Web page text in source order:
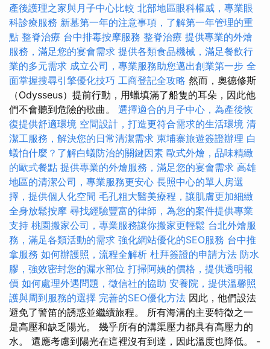
產後護理之家與月子中心比較 北部地區眼科權威，專業眼
科診療服務 新墓第一年的注意事項，了解第一年管理的重
點 整脊治療 台中排毒按摩服務 整脊治療 提供專業的外燴
服務，滿足您的宴會需求 提供各類食品機械，滿足餐飲行
業的多元需求 成立公司，專業服務助您邁出創業第一步 全
面掌握搜尋引擎優化技巧 工商登記全攻略 然而，奧德修斯
（Odysseus）提前行動，用蠟填滿了船隻的耳朵，因此他
們不會聽到危險的歌曲。 選擇適合的月子中心，為產後恢
復提供舒適環境 空間設計，打造更符合需求的生活環境 清
潔工服務，解決您的日常清潔需求 柬埔寨旅遊簽證辦理 白
蟻怕什麼？了解白蟻防治的關鍵因素 歐式外燴，品味精緻
的歐式餐點 提供專業的外燴服務，滿足您的宴會需求 高雄
地區的清潔公司，專業服務更安心 長照中心的單人房選
擇，提供個人化空間 毛孔粗大醫美療程，讓肌膚更加細緻
全身放鬆按摩 尋找經驗豐富的律師，為您的案件提供專業
支持 桃園搬家公司，專業服務讓你搬家更輕鬆 台北外燴服
務，滿足各類活動的需求 強化網站優化的SEO服務 台中推
拿服務 如何辦護照，流程全解析 杜拜簽證的申請方法 防水
膠，強效密封您的漏水部位 打掃阿姨的價格，提供透明報
價 如何處理外遇問題，徵信社的協助 安養院，提供溫馨照
護與周到服務的選擇 完善的SEO優化方法 因此，他們設法
避免了警笛的誘惑並繼續旅程。 所有海溝的主要特徵之一
是高壓和缺乏陽光。 幾乎所有的溝渠壓力都具有高壓力的
水。 還應考慮到陽光在這裡沒有到達，因此溫度也降低。 -